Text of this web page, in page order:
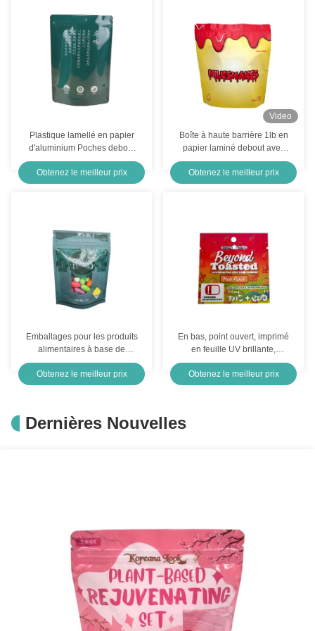
Plastique lamellé en papier
d'aluminium Poches debout
personnalisées pour les
feuilles de thé en vrac
Obtenez le meilleur prix
Video
Boîte à haute barrière 1lb en
papier laminé debout avec
fermeture à glissière pour
emballage alimentaire à
base de biscuits
Obtenez le meilleur prix
Emballages pour les produits
alimentaires à base de
gomme à bonbons
Obtenez le meilleur prix
En bas, point ouvert, imprimé
en feuille UV brillante,
recouvert de plaque plat 1g,
Mylar personnalisé avec trou
suspendu pour les biscuits à
Obtenez le meilleur prix
Dernières Nouvelles